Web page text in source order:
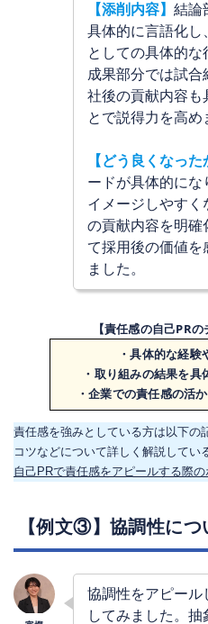
【添削内容】 結論
具体的に言語化し
としての具体的な
成果部分では試合
社後の貢献内容も
とで説得力を高め
【 どう良くなった
ードが具体的に
イメージしやすく
の貢献内容を明確
て採用後の価値を
ました。
【責任感の自己PR
・具体的な経験
・取り組みの結果を具
・企業での責任感の活
責任感を強みとしている方は以下の
コツなどについて詳しく解説してい
自己PRで責任感をアピールする際
【例文③】協調性につ
協調性をアピール
してみました。